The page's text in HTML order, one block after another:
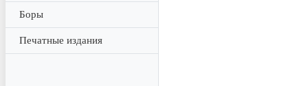
Боры
Печатные издания